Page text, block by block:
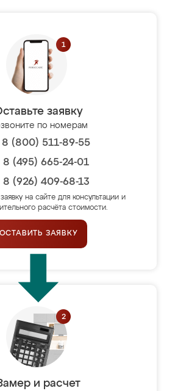
заявку
по номерам
8 (800) 511-89-55
8 (495) 665-24-01
8 (926) 409-68-13
на сайте для консультации и
расчёта стоимости.
ОСТАВИТЬ ЗАЯВКУ
и расчет